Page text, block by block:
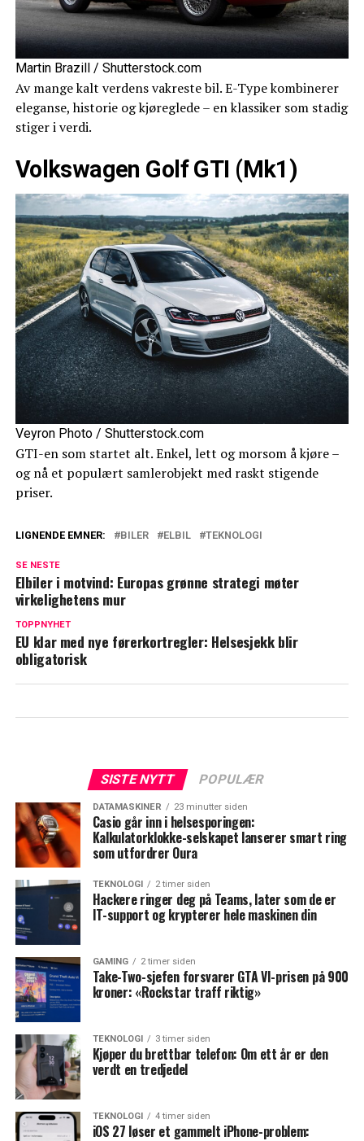
Martin Brazill / Shutterstock.com
Av mange kalt verdens vakreste bil. E-Type kombinerer
eleganse, historie og kjøreglede – en klassiker som stadig
stiger i verdi.
Volkswagen Golf GTI (Mk1)
Veyron Photo / Shutterstock.com
GTI-en som startet alt. Enkel, lett og morsom å kjøre –
og nå et populært samlerobjekt med raskt stigende
priser.
LIGNENDE EMNER: BILER ELBIL TEKNOLOGI
SE NESTE
Elbiler i motvind: Europas grønne strategi møter
virkelighetens mur
TOPPNYHET
EU klar med nye førerkortregler: Helsesjekk blir
obligatorisk
SISTE NYTT POPULÆR
DATAMASKINER 23 minutter siden
Casio går inn i helsesporingen:
Kalkulatorklokke-selskapet lanserer smart ring
som utfordrer Oura
TEKNOLOGI 2 timer siden
Hackere ringer deg på Teams, later som de er
IT-support og krypterer hele maskinen din
GAMING 2 timer siden
Take-Two-sjefen forsvarer GTA VI-prisen på 900
kroner: «Rockstar traff riktig»
TEKNOLOGI 3 timer siden
Kjøper du brettbar telefon: Om ett år er den
verdt en tredjedel
TEKNOLOGI 4 timer siden
iOS 27 løser et gammelt iPhone-problem: